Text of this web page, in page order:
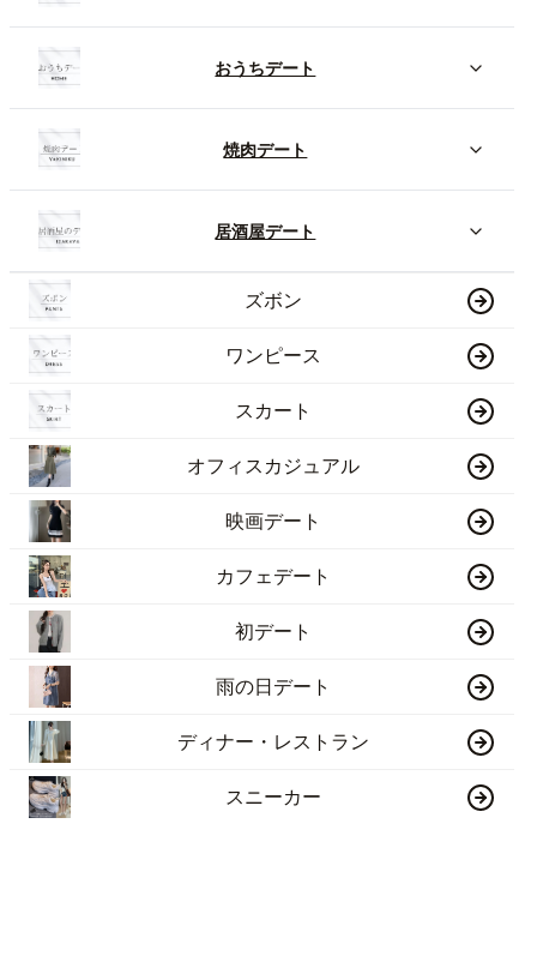
おうちデート
焼肉デート
居酒屋デート
ズボン
ワンピース
スカート
オフィスカジュアル
映画デート
カフェデート
初デート
雨の日デート
ディナー・レストラン
スニーカー